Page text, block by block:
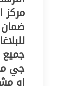
مركز
ضمان
جي
او